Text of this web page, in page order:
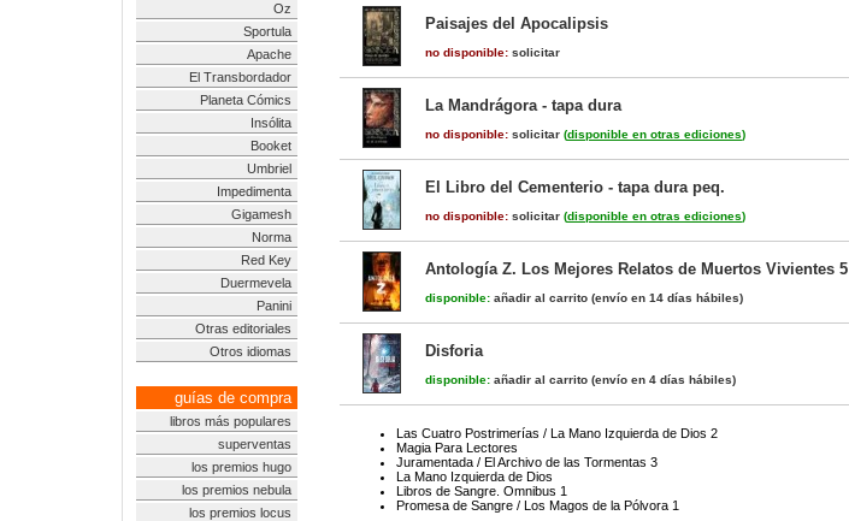
Oz
Sportula
Apache
El Transbordador
Planeta Cómics
Insólita
Booket
Umbriel
Impedimenta
Gigamesh
Norma
Red Key
Duermevela
Panini
Otras editoriales
Otros idiomas
guías de compra
libros más populares
superventas
los premios hugo
los premios nebula
los premios locus
Paisajes del Apocalipsis
no disponible: solicitar
La Mandrágora - tapa dura
no disponible: solicitar (disponible en otras ediciones)
El Libro del Cementerio - tapa dura peq.
no disponible: solicitar (disponible en otras ediciones)
Antología Z. Los Mejores Relatos de Muertos Vivientes 5
disponible: añadir al carrito (envío en 14 días hábiles)
Disforia
disponible: añadir al carrito (envío en 4 días hábiles)
Las Cuatro Postrimerías / La Mano Izquierda de Dios 2
Magia Para Lectores
Juramentada / El Archivo de las Tormentas 3
La Mano Izquierda de Dios
Libros de Sangre. Omnibus 1
Promesa de Sangre / Los Magos de la Pólvora 1